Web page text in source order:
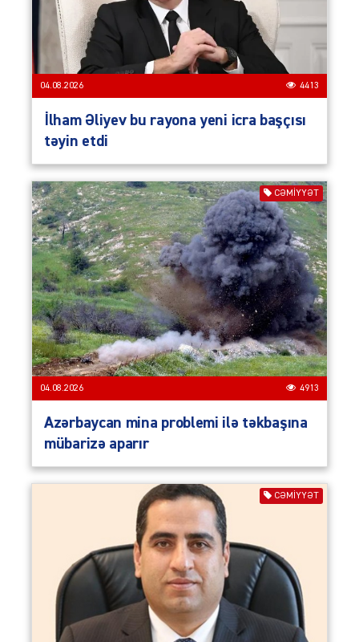
04.08.2026 4413
İlham Əliyev bu rayona yeni icra başçısı
təyin etdi
CƏMIYYƏT
04.08.2026 4913
Azərbaycan mina problemi ilə təkbaşına
mübarizə aparır
CƏMIYYƏT